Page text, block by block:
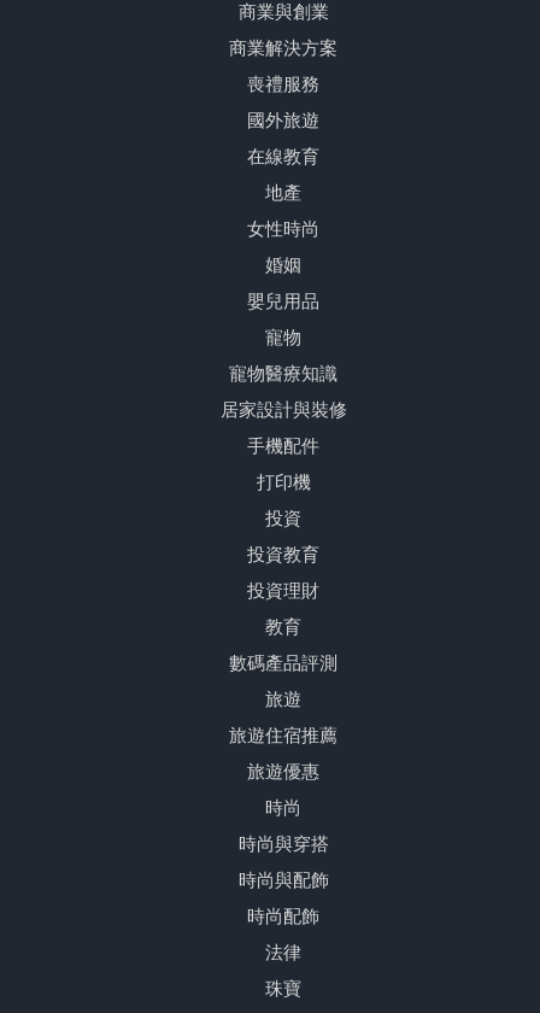
商業與創業
商業解決方案
喪禮服務
國外旅遊
在線教育
地產
女性時尚
婚姻
嬰兒用品
寵物
寵物醫療知識
居家設計與裝修
手機配件
打印機
投資
投資教育
投資理財
教育
數碼產品評測
旅遊
旅遊住宿推薦
旅遊優惠
時尚
時尚與穿搭
時尚與配飾
時尚配飾
法律
珠寶